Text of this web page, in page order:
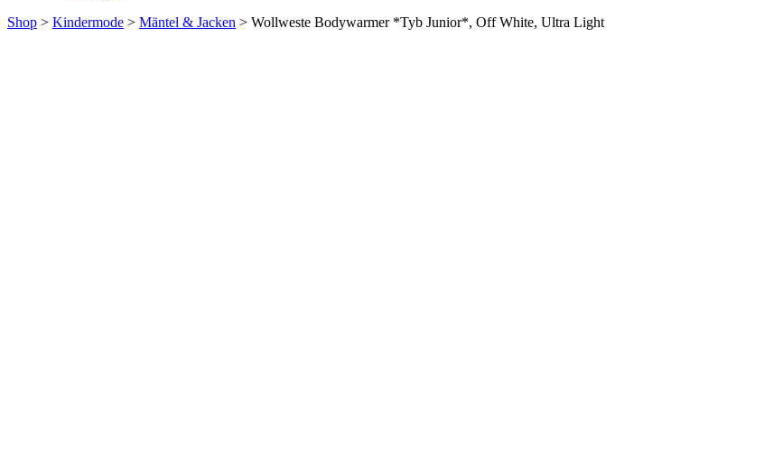
Shop > Kindermode > Mäntel & Jacken > Wollweste Bodywarmer *Tyb Junior*, Off White, Ultra Light